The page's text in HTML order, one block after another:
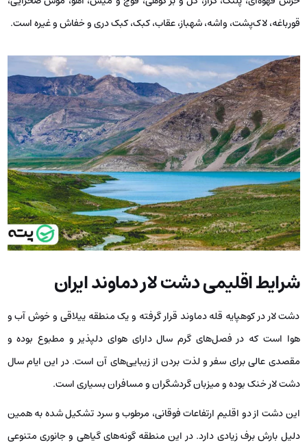
قورباغه، لاک‌پشت، واشه، شهباز، عقاب، کبک، کبک دری و خفاش و غیره است.
شرایط اقلیمی دشت لار دماوند ایران
دشت لار در کوهپایه قله دماوند قرار گرفته و یک منطقه ییلاقی و خوش آب و
هوا است که در فصل‌های گرم سال دارای هوای دلپذیر و مطبوع بوده و
مقصدی عالی برای سفر و لذت بردن از زیبایی‌های آن است. در این ایام سال
دشت لار خنک بوده و میزبان گردشگران و مسافران بسیاری است.
این دشت از دو اقلیم ارتفاعات فوقانی، مرطوب و سرد تشکیل شده به همین
دلیل بارش برف زیادی دارد. در این منطقه گونه‌های گیاهی و جانوری متنوعی